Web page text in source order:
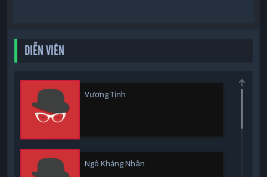
DIỄN VIÊN
Vương Tịnh
Ngô Khảng Nhân